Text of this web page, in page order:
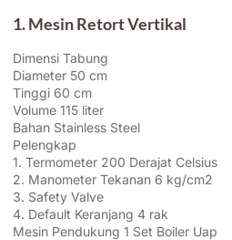
1. Mesin Retort Vertikal
Dimensi Tabung
Diameter 50 cm
Tinggi 60 cm
Volume 115 liter
Bahan Stainless Steel
Pelengkap
1. Termometer 200 Derajat Celsius
2. Manometer Tekanan 6 kg/cm2
3. Safety Valve
4. Default Keranjang 4 rak
Mesin Pendukung 1 Set Boiler Uap